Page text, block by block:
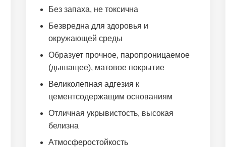
Без запаха, не токсична
Безвредна для здоровья и
окружающей среды
Образует прочное, паропроницаемое
(дышащее), матовое покрытие
Великолепная адгезия к
цементсодержащим основаниям
Отличная укрывистость, высокая
белизна
Атмосферостойкость